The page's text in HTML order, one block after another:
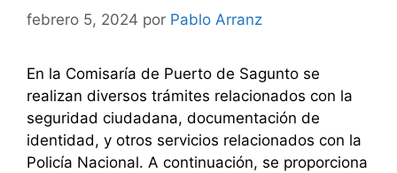
febrero 5, 2024 por Pablo Arranz
En la Comisaría de Puerto de Sagunto se
realizan diversos trámites relacionados con la
seguridad ciudadana, documentación de
identidad, y otros servicios relacionados con la
Policía Nacional. A continuación, se proporciona